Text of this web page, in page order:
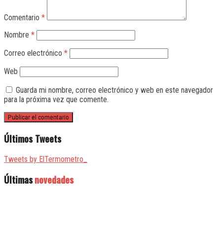
Comentario *
Nombre *
Correo electrónico *
Web
Guarda mi nombre, correo electrónico y web en este navegador
para la próxima vez que comente.
Últimos Tweets
Tweets by ElTermometro_
Últimasnovedades